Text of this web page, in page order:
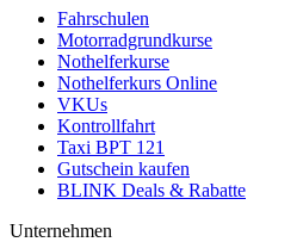
Fahrschulen
Motorradgrundkurse
Nothelferkurse
Nothelferkurs Online
VKUs
Kontrollfahrt
Taxi BPT 121
Gutschein kaufen
BLINK Deals & Rabatte
Unternehmen